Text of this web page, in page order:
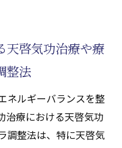
天啓気功治療や療
整法
ネルギーバランスを整
治療における天啓気功
調整法は、特に天啓気